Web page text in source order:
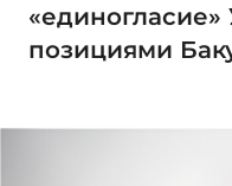
позициями